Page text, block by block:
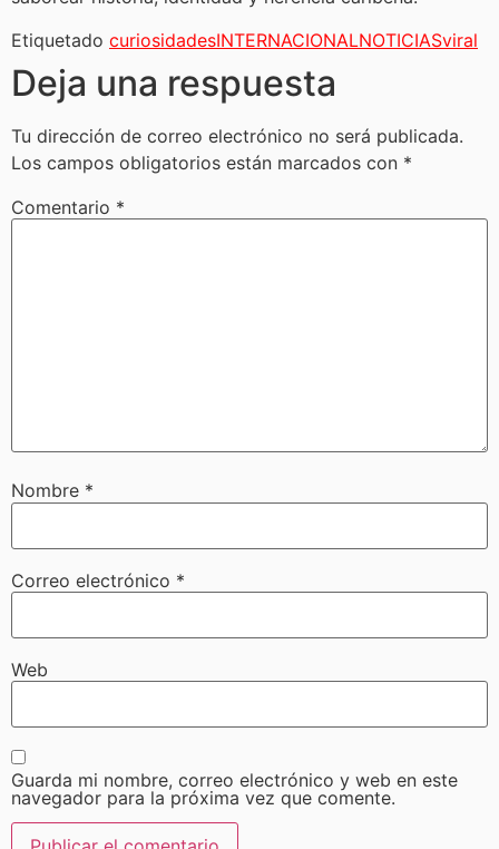
Etiquetado curiosidadesINTERNACIONALNOTICIASviral
Deja una respuesta
Tu dirección de correo electrónico no será publicada.
Los campos obligatorios están marcados con *
Comentario *
Nombre *
Correo electrónico *
Web
Guarda mi nombre, correo electrónico y web en este
navegador para la próxima vez que comente.